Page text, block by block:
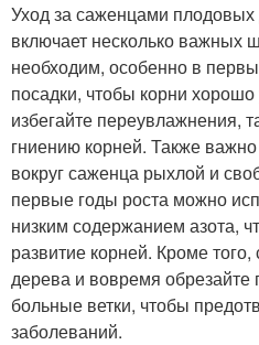
Уход за саженцами
включает несколько важных
необходим, особенно в
посадки, чтобы корни
избегайте переувлажнения,
гниению корней. Также
вокруг саженца рыхлой и
первые годы роста можно
низким содержанием азота,
развитие корней. Кроме
дерева и вовремя
больные ветки, чтобы
заболеваний.